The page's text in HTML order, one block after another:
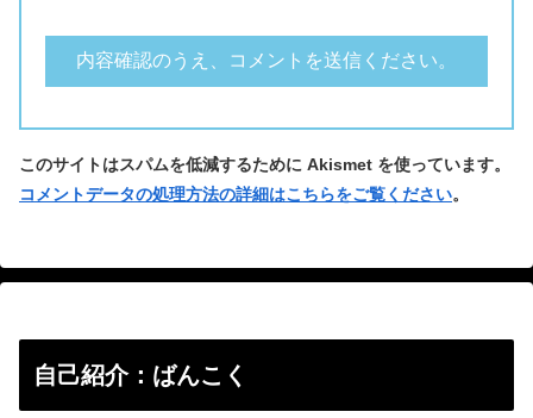
このサイトはスパムを低減するために Akismet を使っています。
コメントデータの処理方法の詳細はこちらをご覧ください。
自己紹介：ばんこく